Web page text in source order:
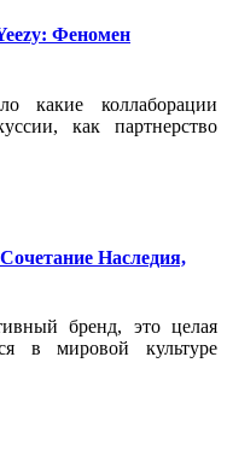
Феномен
какие коллаборации
как партнерство
Наследия,
бренд, это целая
в мировой культуре